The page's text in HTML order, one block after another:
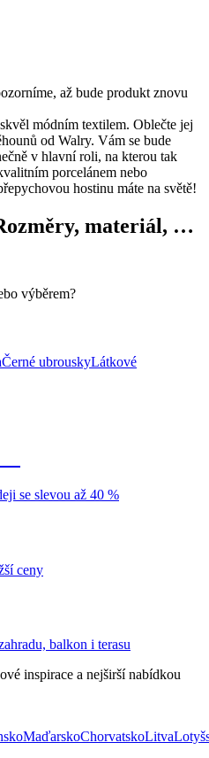
až bude produkt znovu
módním textilem. Oblečte jej
od Walry. Vám se bude
v hlavní roli, na kterou tak
porcelánem nebo
hostinu máte na světě!
materiál, …
výběrem?
Černé ubrouskyLátkové
se slevou až 40 %
ceny
balkon i terasu
inspirace a nejširší nabídkou
MaďarskoChorvatskoLitva